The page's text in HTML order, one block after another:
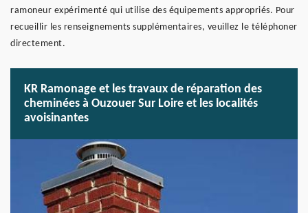
ramoneur expérimenté qui utilise des équipements appropriés. Pour
recueillir les renseignements supplémentaires, veuillez le téléphoner
directement.
KR Ramonage et les travaux de réparation des
cheminées à Ouzouer Sur Loire et les localités
avoisinantes